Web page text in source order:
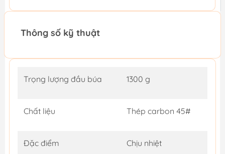
Thông số kỹ thuật
Trọng lượng đầu búa 1300 g
Chất liệu Thép carbon 45#
Đặc điểm Chịu nhiệt